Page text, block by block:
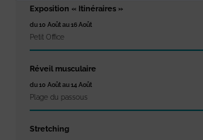
Exposition « Itinéraires »
du 10 Août au 16 Août
Petit Office
Réveil musculaire
du 10 Août au 14 Août
Plage du passous
Stretching